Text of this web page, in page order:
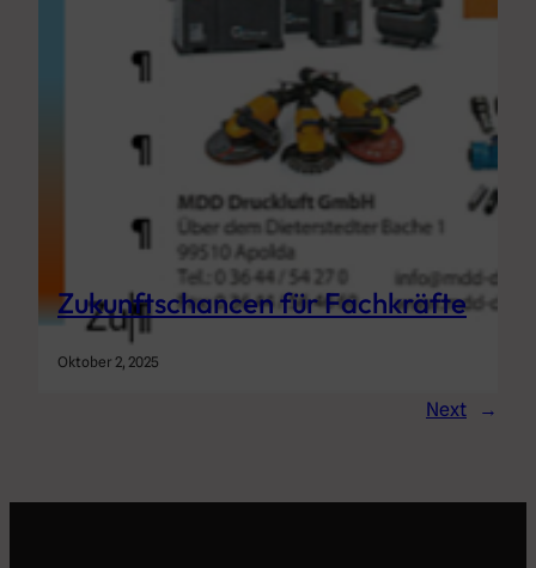
Zukunftschancen für Fachkräfte
Oktober 2, 2025
Next →